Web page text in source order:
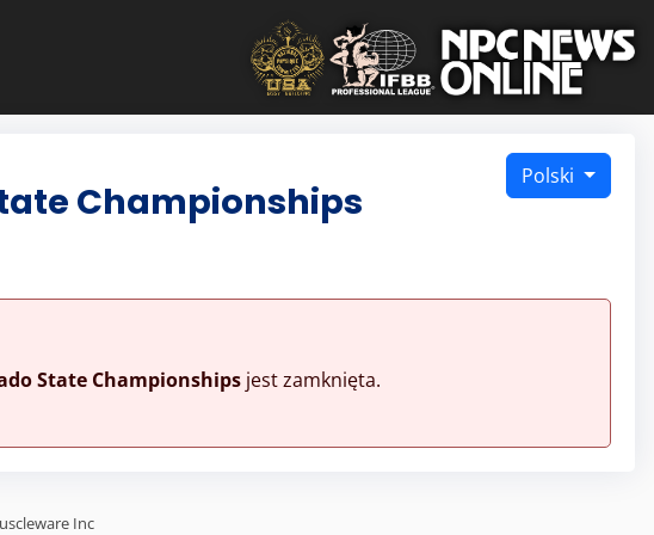
Polski
Championships
State Championshipsjest zamknięta.
Inc